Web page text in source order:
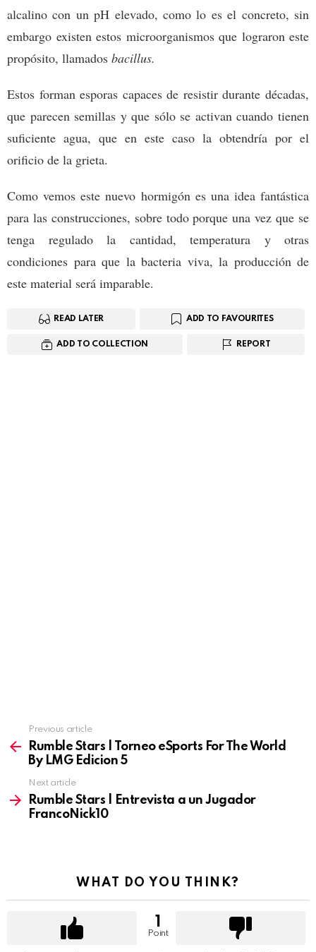
alcalino con un pH elevado, como lo es el concreto, sin
embargo existen estos microorganismos que lograron este
propósito, llamados bacillus.
Estos forman esporas capaces de resistir durante décadas,
que parecen semillas y que sólo se activan cuando tienen
suficiente agua, que en este caso la obtendría por el
orificio de la grieta.
Como vemos este nuevo hormigón es una idea fantástica
para las construcciones, sobre todo porque una vez que se
tenga regulado la cantidad, temperatura y otras
condiciones para que la bacteria viva, la producción de
este material será imparable.
READ LATER ADD TO FAVOURITES
ADD TO COLLECTION REPORT
more
Previous article
Rumble Stars | Torneo eSports For The World
By LMG Edicion 5
Next article
Rumble Stars | Entrevista a un Jugador
FrancoNick10
WHAT DO YOU THINK?
Point